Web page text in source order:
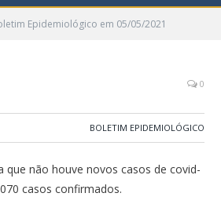
Epidemiológico em 05/05/2021
0
BOLETIM EPIDEMIOLÓGICO
que não houve novos casos de covid-
casos confirmados.